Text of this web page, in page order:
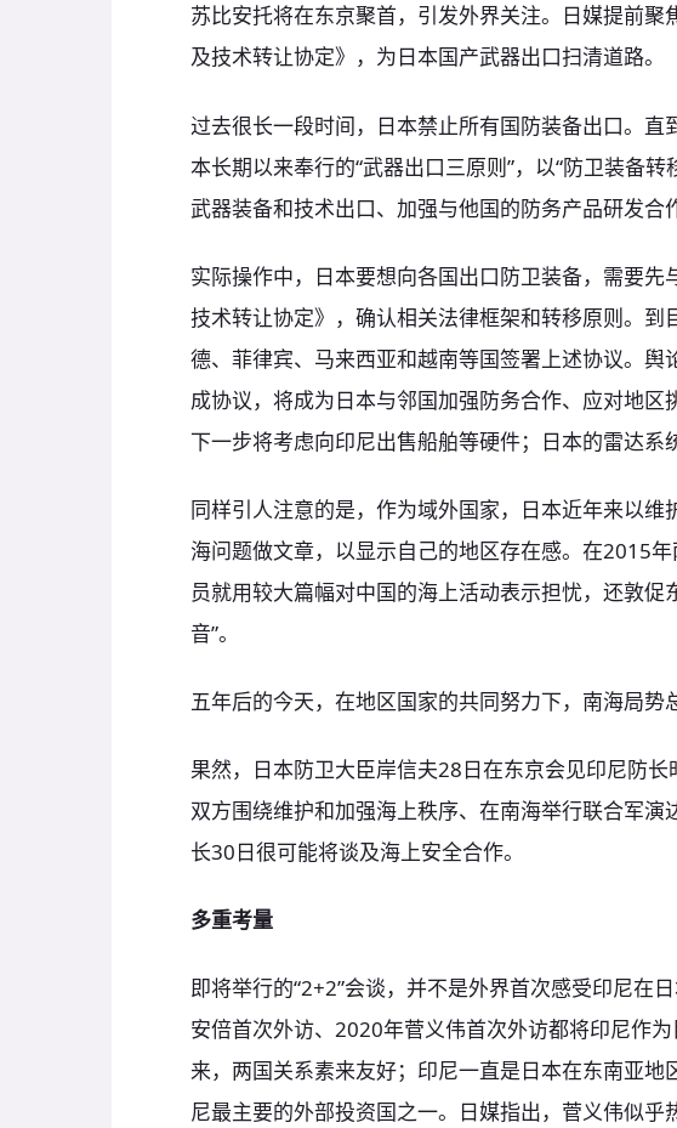
苏比安托将在东京聚首，引发外界关注。日媒提前
及技术转让协定》，为日本国产武器出口扫清道路。
过去很长一段时间，日本禁止所有国防装备出口。
本长期以来奉行的“武器出口三原则”，以“防卫装备
武器装备和技术出口、加强与他国的防务产品研发合
实际操作中，日本要想向各国出口防卫装备，需要先
技术转让协定》，确认相关法律框架和转移原则。到
德、菲律宾、马来西亚和越南等国签署上述协议。舆
成协议，将成为日本与邻国加强防务合作、应对地区
下一步将考虑向印尼出售船舶等硬件；日本的雷达系
同样引人注意的是，作为域外国家，日本近年来以维
海问题做文章，以显示自己的地区存在感。在2015
员就用较大篇幅对中国的海上活动表示担忧，还敦促
音”。
五年后的今天，在地区国家的共同努力下，南海局势
果然，日本防卫大臣岸信夫28日在东京会见印尼防长
双方围绕维护和加强海上秩序、在南海举行联合军演
长30日很可能将谈及海上安全合作。
多重考量
即将举行的“2+2”会谈，并不是外界首次感受印尼在
安倍首次外访、2020年菅义伟首次外访都将印尼作
来，两国关系素来友好；印尼一直是日本在东南亚地
尼最主要的外部投资国之一。日媒指出，菅义伟似乎